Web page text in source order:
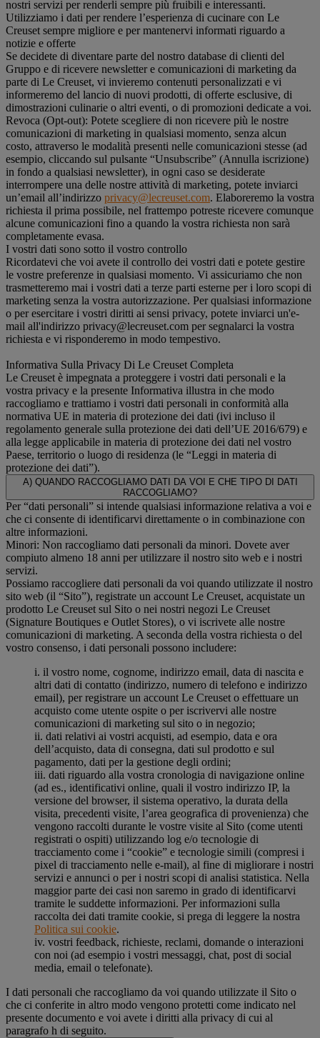
nostri servizi per renderli sempre più fruibili e interessanti.
Utilizziamo i dati per rendere l’esperienza di cucinare con Le
Creuset sempre migliore e per mantenervi informati riguardo a
notizie e offerte
Se decidete di diventare parte del nostro database di clienti del
Gruppo e di ricevere newsletter e comunicazioni di marketing da
parte di Le Creuset, vi invieremo contenuti personalizzati e vi
informeremo del lancio di nuovi prodotti, di offerte esclusive, di
dimostrazioni culinarie o altri eventi, o di promozioni dedicate a voi.
Revoca (Opt-out): Potete scegliere di non ricevere più le nostre
comunicazioni di marketing in qualsiasi momento, senza alcun
costo, attraverso le modalità presenti nelle comunicazioni stesse (ad
esempio, cliccando sul pulsante “Unsubscribe” (Annulla iscrizione)
in fondo a qualsiasi newsletter), in ogni caso se desiderate
interrompere una delle nostre attività di marketing, potete inviarci
un’email all’indirizzo privacy@lecreuset.com. Elaboreremo la vostra
richiesta il prima possibile, nel frattempo potreste ricevere comunque
alcune comunicazioni fino a quando la vostra richiesta non sarà
completamente evasa.
I vostri dati sono sotto il vostro controllo
Ricordatevi che voi avete il controllo dei vostri dati e potete gestire
le vostre preferenze in qualsiasi momento. Vi assicuriamo che non
trasmetteremo mai i vostri dati a terze parti esterne per i loro scopi di
marketing senza la vostra autorizzazione. Per qualsiasi informazione
o per esercitare i vostri diritti ai sensi privacy, potete inviarci un'e-
mail all'indirizzo privacy@lecreuset.com per segnalarci la vostra
richiesta e vi risponderemo in modo tempestivo.
Informativa Sulla Privacy Di Le Creuset Completa
Le Creuset è impegnata a proteggere i vostri dati personali e la
vostra privacy e la presente Informativa illustra in che modo
raccogliamo e trattiamo i vostri dati personali in conformità alla
normativa UE in materia di protezione dei dati (ivi incluso il
regolamento generale sulla protezione dei dati dell’UE 2016/679) e
alla legge applicabile in materia di protezione dei dati nel vostro
Paese, territorio o luogo di residenza (le “Leggi in materia di
protezione dei dati”).
A) QUANDO RACCOGLIAMO DATI DA VOI E CHE TIPO DI DATI
RACCOGLIAMO?
Per “dati personali” si intende qualsiasi informazione relativa a voi e
che ci consente di identificarvi direttamente o in combinazione con
altre informazioni.
Minori: Non raccogliamo dati personali da minori. Dovete aver
compiuto almeno 18 anni per utilizzare il nostro sito web e i nostri
servizi.
Possiamo raccogliere dati personali da voi quando utilizzate il nostro
sito web (il “Sito”), registrate un account Le Creuset, acquistate un
prodotto Le Creuset sul Sito o nei nostri negozi Le Creuset
(Signature Boutiques e Outlet Stores), o vi iscrivete alle nostre
comunicazioni di marketing. A seconda della vostra richiesta o del
vostro consenso, i dati personali possono includere:
i. il vostro nome, cognome, indirizzo email, data di nascita e
altri dati di contatto (indirizzo, numero di telefono e indirizzo
email), per registrare un account Le Creuset o effettuare un
acquisto come utente ospite o per iscrivervi alle nostre
comunicazioni di marketing sul sito o in negozio;
ii. dati relativi ai vostri acquisti, ad esempio, data e ora
dell’acquisto, data di consegna, dati sul prodotto e sul
pagamento, dati per la gestione degli ordini;
iii. dati riguardo alla vostra cronologia di navigazione online
(ad es., identificativi online, quali il vostro indirizzo IP, la
versione del browser, il sistema operativo, la durata della
visita, precedenti visite, l’area geografica di provenienza) che
vengono raccolti durante le vostre visite al Sito (come utenti
registrati o ospiti) utilizzando log e/o tecnologie di
tracciamento come i “cookie” e tecnologie simili (compresi i
pixel di tracciamento nelle e-mail), al fine di migliorare i nostri
servizi e annunci o per i nostri scopi di analisi statistica. Nella
maggior parte dei casi non saremo in grado di identificarvi
tramite le suddette informazioni. Per informazioni sulla
raccolta dei dati tramite cookie, si prega di leggere la nostra
Politica sui cookie.
iv. vostri feedback, richieste, reclami, domande o interazioni
con noi (ad esempio i vostri messaggi, chat, post di social
media, email o telefonate).
I dati personali che raccogliamo da voi quando utilizzate il Sito o
che ci conferite in altro modo vengono protetti come indicato nel
presente documento e voi avete i diritti alla privacy di cui al
paragrafo h di seguito.